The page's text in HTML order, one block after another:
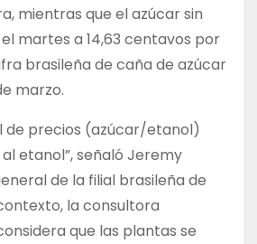
mientras que el azúcar sin
martes a 14,63 centavos por
brasileña de caña de azúcar
marzo.
de precios (azúcar/etanol)
etanol”, señaló Jeremy
de la filial brasileña de
la consultora
que las plantas se